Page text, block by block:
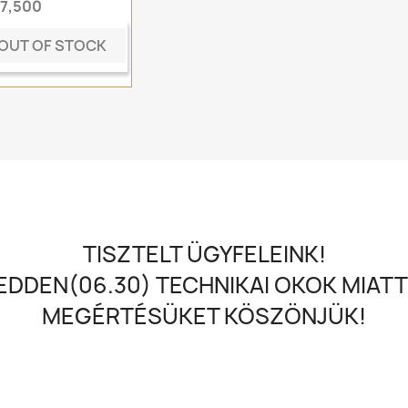
OF STOCK
TISZTELT ÜGYFELEINK!
TECHNIKAI OKOK
MEGÉRTÉSÜKET KÖSZÖNJÜK!